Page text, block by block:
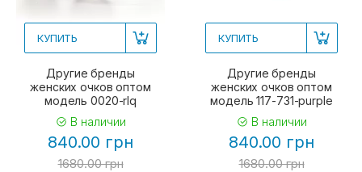
КУПИТЬ
Другие бренды
женских очков оптом
модель 0020-rlq
В наличии
840.00 грн
1680.00 грн
КУПИТЬ
Другие бренды
женских очков оптом
модель 117-731-purple
В наличии
840.00 грн
1680.00 грн